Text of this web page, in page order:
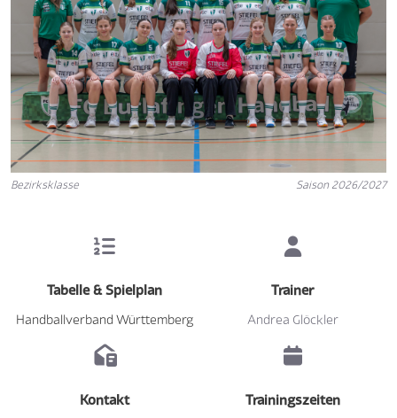
Bezirksklasse Saison 2026/2027
Tabelle & Spielplan
Handballverband Württemberg
Trainer
Andrea Glöckler
Kontakt Trainingszeiten